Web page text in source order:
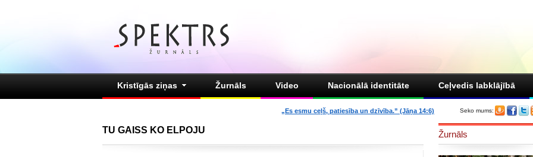
Kristīgās ziņas Žurnāls Video Nacionālā identitāte Ceļvedis labklājībā
Seko mums:
„Es esmu ceļš, patiesība un dzīvība.” (Jāņa 14:6)
TU GAISS KO ELPOJU Žurnāls